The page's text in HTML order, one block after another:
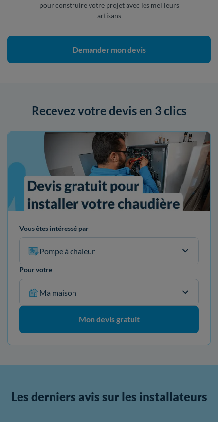
pour construire votre projet avec les meilleurs
artisans
Demander mon devis
Recevez votre devis en 3 clics
Vous êtes intéressé par
Pompe à chaleur
Pour votre
Ma maison
Mon devis gratuit
Les derniers avis sur les installateurs